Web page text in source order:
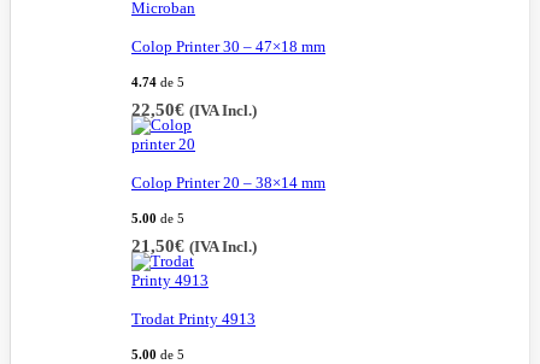
era:
Colop Printer 30 – 47×18 mm
4.74 de 5
22,50€ (IVA Incl.)
Colop Printer 20 – 38×14 mm
5.00 de 5
21,50€ (IVA Incl.)
Trodat Printy 4913
5.00 de 5